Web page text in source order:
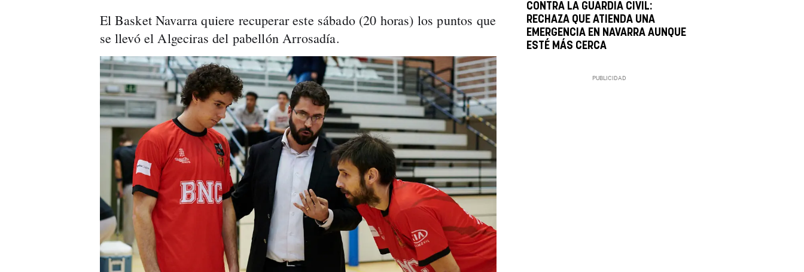
El Basket Navarra quiere recuperar este sábado (20 horas) los puntos que
se llevó el Algeciras del pabellón Arrosadía.
CONTRA LA GUARDIA CIVIL:
RECHAZA QUE ATIENDA UNA
EMERGENCIA EN NAVARRA AUNQUE
ESTÉ MÁS CERCA